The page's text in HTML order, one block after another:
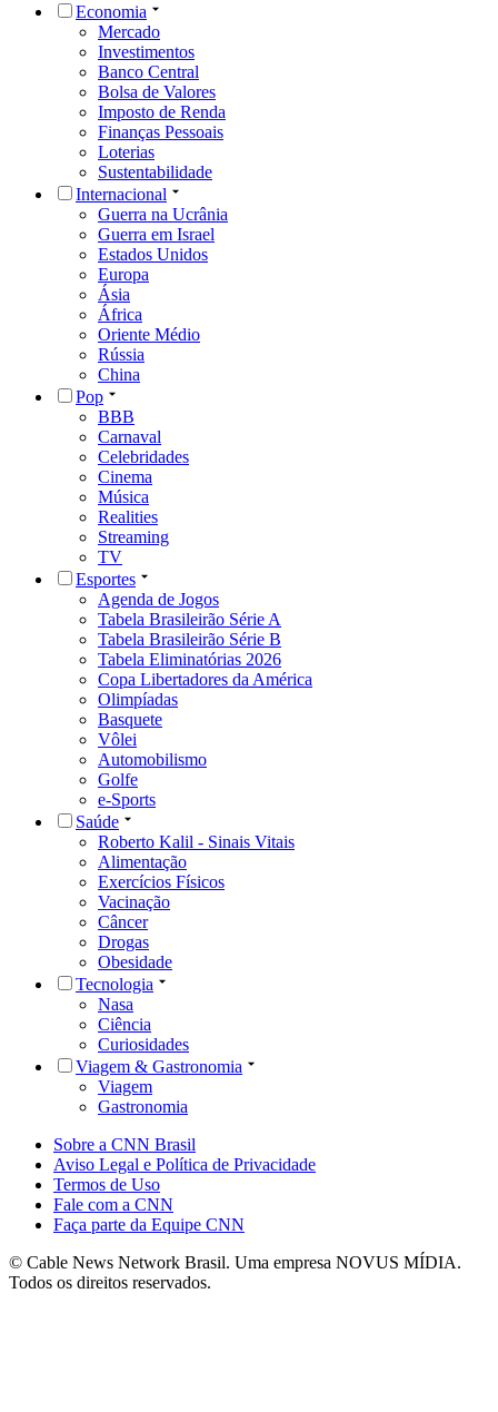
Economia
Mercado
Investimentos
Banco Central
Bolsa de Valores
Imposto de Renda
Finanças Pessoais
Loterias
Sustentabilidade
Internacional
Guerra na Ucrânia
Guerra em Israel
Estados Unidos
Europa
Ásia
África
Oriente Médio
Rússia
China
Pop
BBB
Carnaval
Celebridades
Cinema
Música
Realities
Streaming
TV
Esportes
Agenda de Jogos
Tabela Brasileirão Série A
Tabela Brasileirão Série B
Tabela Eliminatórias 2026
Copa Libertadores da América
Olimpíadas
Basquete
Vôlei
Automobilismo
Golfe
e-Sports
Saúde
Roberto Kalil - Sinais Vitais
Alimentação
Exercícios Físicos
Vacinação
Câncer
Drogas
Obesidade
Tecnologia
Nasa
Ciência
Curiosidades
Viagem & Gastronomia
Viagem
Gastronomia
Sobre a CNN Brasil
Aviso Legal e Política de Privacidade
Termos de Uso
Fale com a CNN
Faça parte da Equipe CNN
© Cable News Network Brasil. Uma empresa NOVUS MÍDIA.
Todos os direitos reservados.